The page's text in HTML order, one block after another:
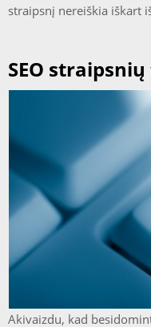
straipsnį nereiškia iškart
SEO
Akivaizdu, kad